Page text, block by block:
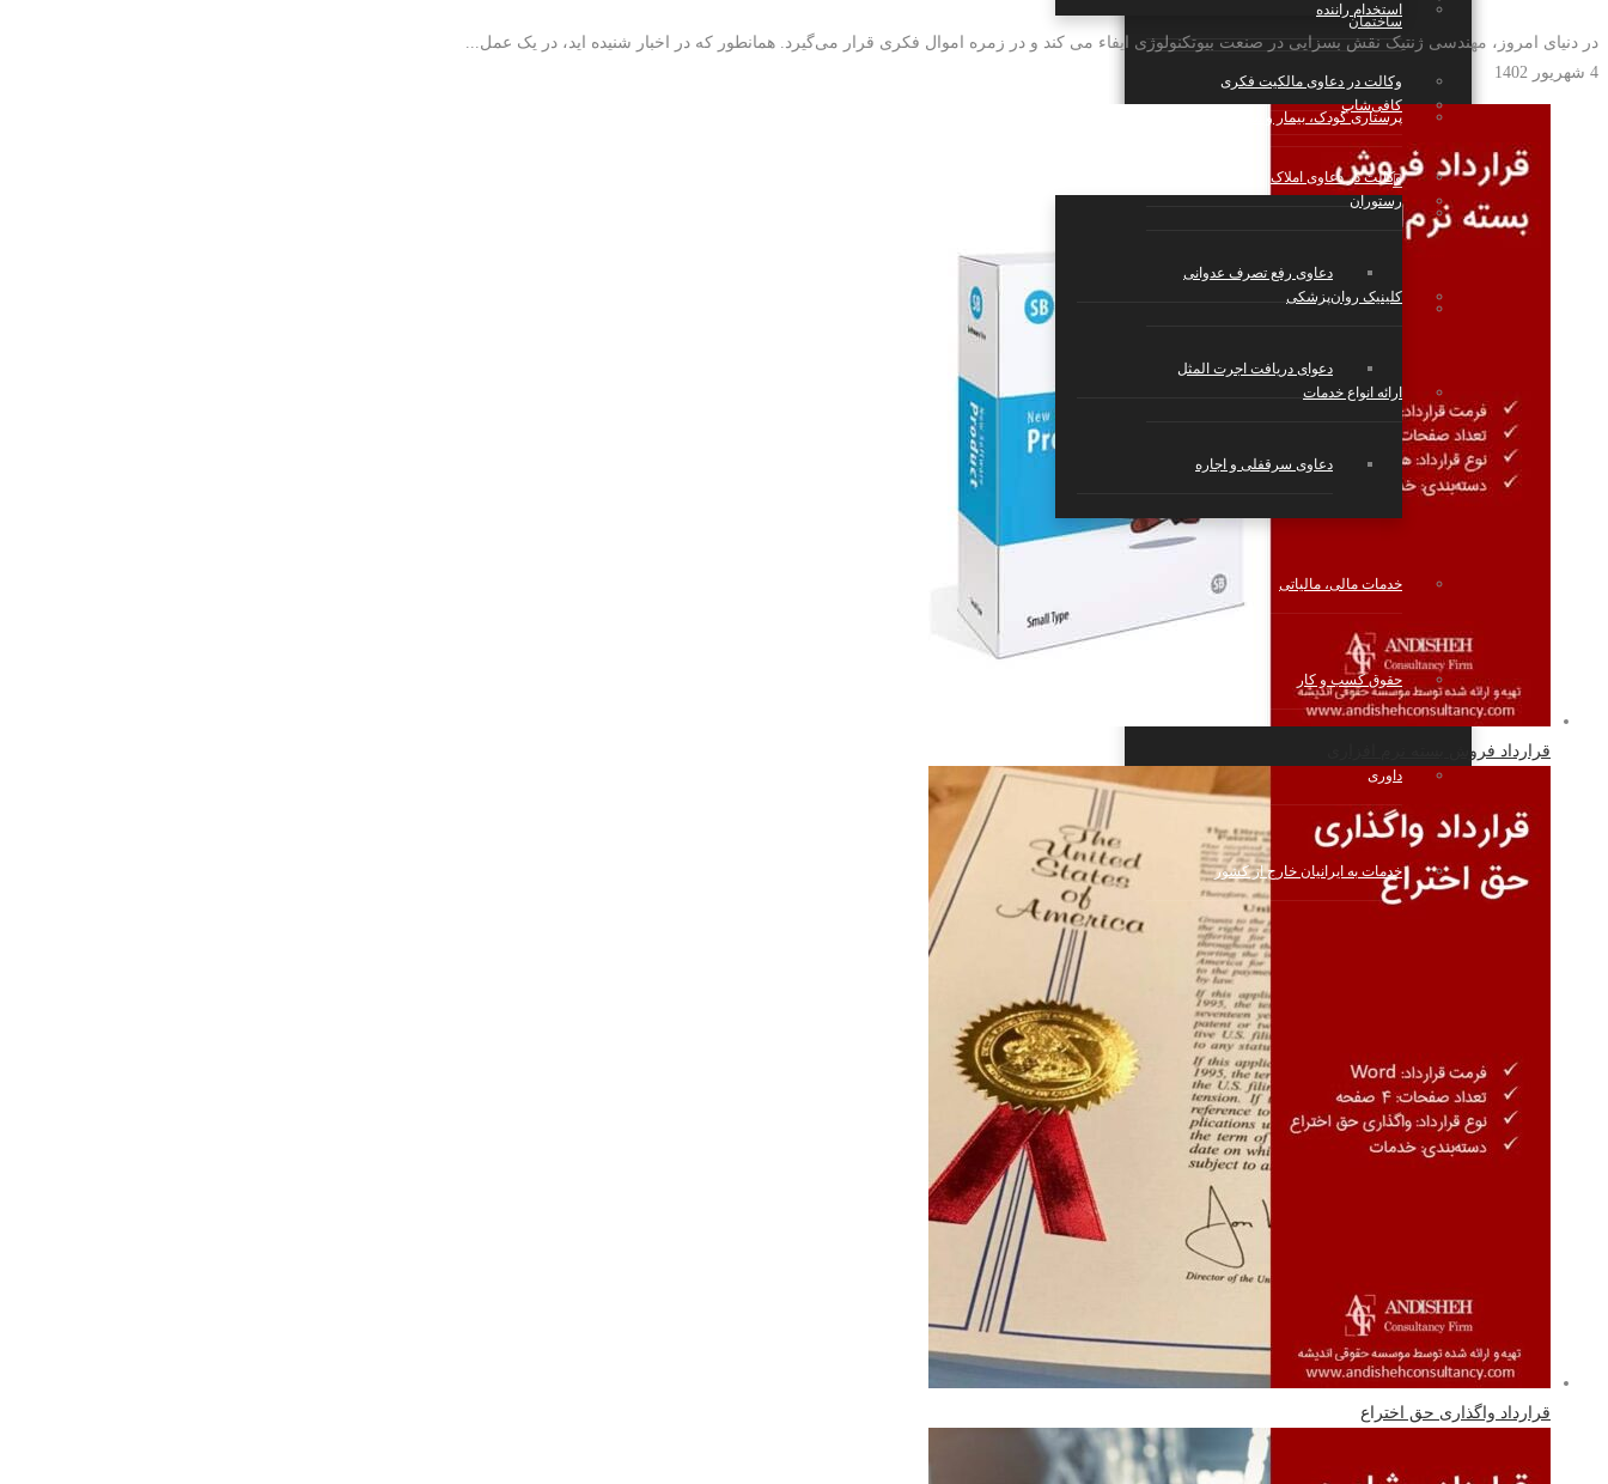
ساختمان
پرستاری کودک، بیمار و سالمند
بازی و سرگرمی
استارتاپ‌ها، شرکت‌های تکنولوژی و دانش
وکالت در دعاوی مالکیت فکری
وکالت در دعاوی املاک
دعاوی رفع تصرف عدوانی
دعوای دریافت اجرت المثل
دعاوی سرقفلی و اجاره
خدمات مالی، مالیاتی
حقوق کسب و کار
داوری
خدمات به ایرانیان خارج از کشور
استخدام راننده
کافی‌شاپ
رستوران
کلینیک روان‌پزشکی
ارائه انواع خدمات
در دنیای امروز، مهندسی ژنتیک نقش بسزایی در صنعت بیوتکنولوژی ایفاء می کند و در زمره اموال فکری قرار می‌گیرد. همانطور که در اخبار شنیده ‌اید، در یک عمل...
4 شهریور 1402
قرارداد فروش بسته نرم افزاری
قرارداد واگذاری حق اختراع